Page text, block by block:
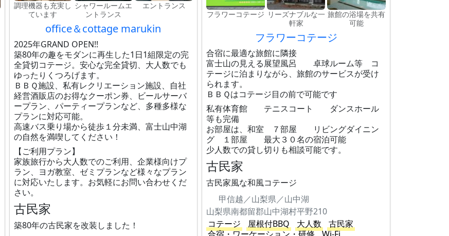
調理機器も充実し
ています
シャワールームエ
ントランス
エントランス
office＆cottage marukin
2025年GRAND OPEN!!
築80年の趣をモダンに再生した1日1組限定の完
全貸切コテージ。安心な完全貸切、大人数でも
ゆったりくつろげます。
ＢＢＱ施設、私有レクリエーション施設、自社
経営酒販店のお得なクーポン券、ビールサーバ
ープラン、パーティープランなど、多種多様な
プランに対応可能。
高速バス乗り場から徒歩１分未満、富士山中湖
の自然を満喫してください！
【ご利用プラン】
家族旅行から大人数でのご利用、企業様向けプ
ラン、ヨガ教室、ゼミプランなど様々なプラン
に対応いたします。お気軽にお問い合わせくだ
さい。
古民家
築80年の古民家を改装しました！
フラワーコテージ リーズナブルな一
軒家
旅館の浴場を共有
可能
フラワーコテージ
合宿に最適な旅館に隣接
富士山の見える展望風呂 卓球ルーム等 コ
テージに泊まりながら、旅館のサービスが受け
られます。
ＢＢＱはコテージ目の前で可能です
私有体育館 テニスコート ダンスホール
等も完備
お部屋は、和室 ７部屋 リビングダイニン
グ １部屋 最大３０名の宿泊可能
少人数での貸し切りも相談可能です。
古民家
古民家風な和風コテージ
甲信越／山梨県／山中湖
山梨県南都留郡山中湖村平野210
コテージ
屋根付BBQ 大人数
古民家